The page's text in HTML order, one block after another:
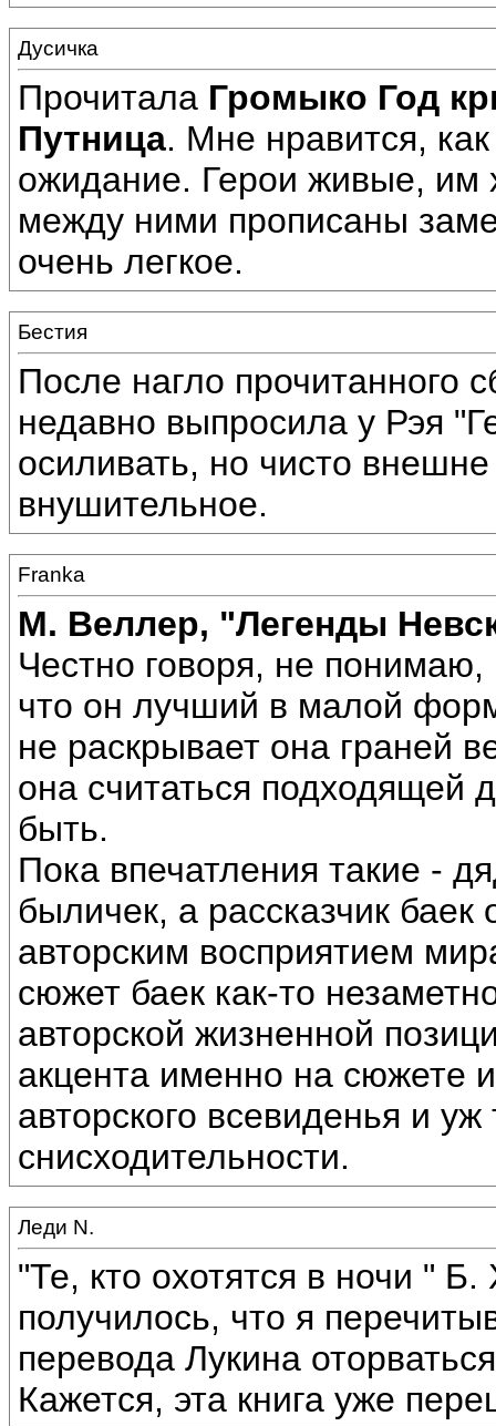
Дусичка
Прочитала Громыко Год
Путница. Мне нравится,
ожидание. Герои живые, им
между ними прописаны
очень легкое.
Бестия
После нагло прочитанного
недавно выпросила у Рэя
осиливать, но чисто
внушительное.
Franka
М. Веллер, "Легенды
Честно говоря, не понимаю,
что он лучший в малой
не раскрывает она граней
она считаться подходящей
быть.
Пока впечатления такие -
быличек, а рассказчик
авторским восприятием
сюжет баек как-то
авторской жизненной
акцента именно на сюжете
авторского всевиденья и
снисходительности.
Леди N.
"Те, кто охотятся в ночи "
получилось, что я
перевода Лукина
Кажется, эта книга уже